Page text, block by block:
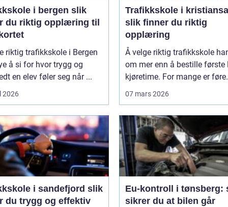
i bergen slik
du riktig opplæring til
riktig trafikkskole i Bergen
å si for hvor trygg og
en elev føler seg når ...
2026
Trafikkskole i
slik finner du riktig
opplæring
Å velge riktig trafikkskole
om mer enn å bestille første
kjøretime. For mange er
07 mars 2026
i sandefjord slik
du trygg og effektiv
Eu-kontroll i tønsberg:
sikrer du at bilen går